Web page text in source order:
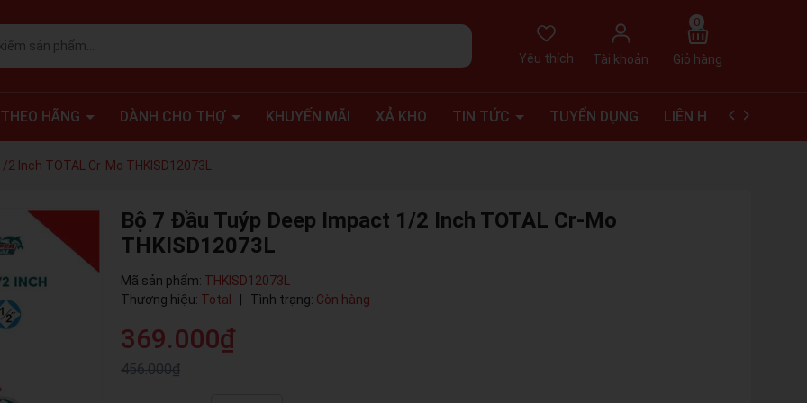
Yêu thích Tài khoản
0
Giỏ hàng
HÃNG DÀNH CHO THỢ KHUYẾN MÃI XẢ KHO TIN TỨC TUYỂN DỤNG LIÊN HỆ VIDEO
Inch TOTAL Cr-Mo THKISD12073L
Bộ 7 Đầu Tuýp Deep Impact 1/2 Inch TOTAL Cr-Mo
THKISD12073L
Mã sản phẩm: THKISD12073L
Thương hiệu: Total Tình trạng: Còn hàng
369.000₫
456.000₫